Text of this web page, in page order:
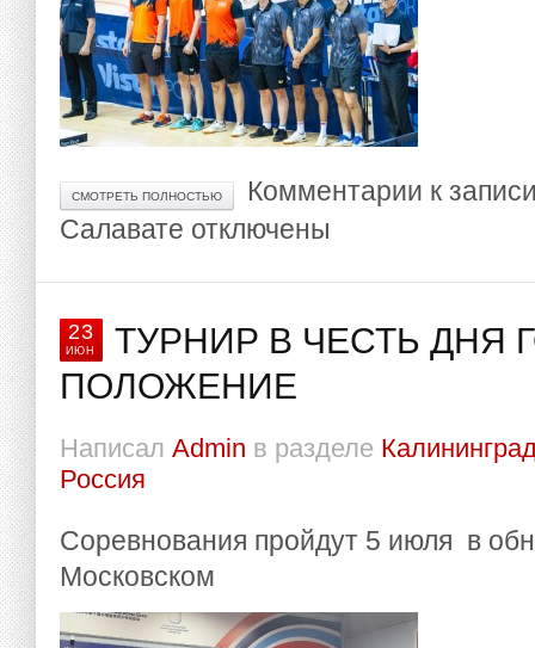
СМОТРЕТЬ ПОЛНОСТЬЮ Комментарии к
Салавате отключены
23
ИЮН
ТУРНИР В ЧЕСТЬ ДНЯ
ПОЛОЖЕНИЕ
Написал Admin в разделе
Россия
Соревнования пройдут 5 июля в
Московском